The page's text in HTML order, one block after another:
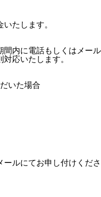
たします。
間内に電話もしくはメール
応いたします。
いた場合
ルにてお申し付けくださ